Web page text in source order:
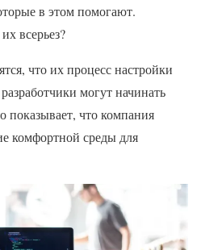
в этом помогают.
всерьез?
что их процесс настройки
могут начинать
показывает, что компания
комфортной среды для